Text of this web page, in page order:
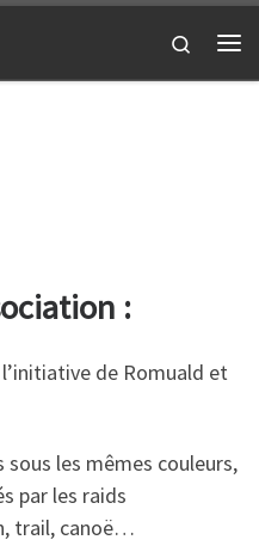
Search
:
de Romuald et
les mêmes couleurs,
par les raids
trail, canoë…